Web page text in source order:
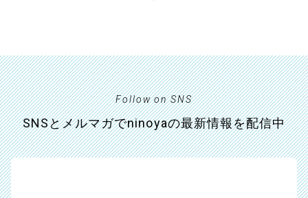
Follow on SNS
SNSとメルマガでninoyaの最新情報を配信中